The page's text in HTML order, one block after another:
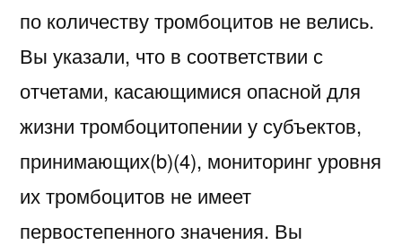
по количеству тромбоцитов не велись.
Вы указали, что в соответствии с
отчетами, касающимися опасной для
жизни тромбоцитопении у субъектов,
принимающих(b)(4), мониторинг уровня
их тромбоцитов не имеет
первостепенного значения. Вы